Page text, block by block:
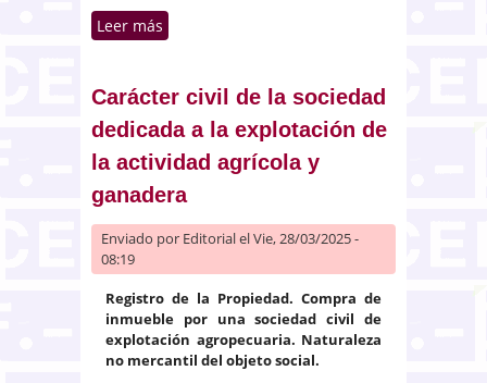
Leer más
subasta ha quedado desierta
Carácter civil de la sociedad
dedicada a la explotación de
la actividad agrícola y
ganadera
Enviado por Editorialel Vie, 28/03/2025 -
08:19
Registro de la Propiedad. Compra de
inmueble por una sociedad civil de
explotación agropecuaria. Naturaleza
no mercantil del objeto social.